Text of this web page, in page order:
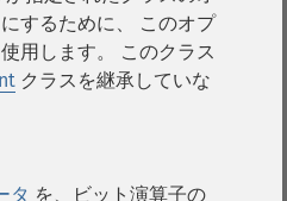
するために、 このオプ
用します。 このクラス
クラスを継承していな
タ を、ビット演算子の